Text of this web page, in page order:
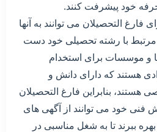
خود پیشرفت کنند.
فارغ التحصیلان می توانند به آنها
با رشته تحصیلی خود دست
و موسسات برای استخدام
هستند که دارای دانش و
بنابراین فارغ التحصیلان
فنی خود می توانند از آگهی های
ببرند تا به شغل مناسبی در